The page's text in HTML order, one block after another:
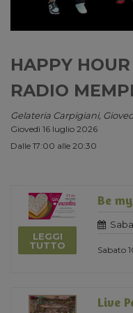
HAPPY HOUR
RADIO
Gelateria Carpigiani,
Giovedì 16 luglio 2026
Dalle 17:00 alle 20:30
LEGGI
TUTTO
Be
Sabato
Live